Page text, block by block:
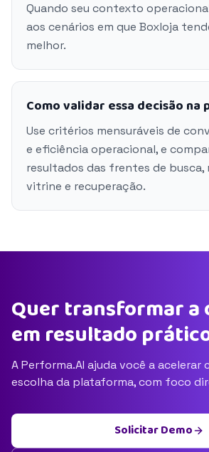
Quando seu contexto
aos cenários em que Boxloja
melhor.
Como validar essa decisão na
Use critérios mensuráveis de
e eficiência operacional, e
resultados das frentes de busca,
vitrine e recuperação.
Quer transformar a
em resultado
A Performa.AI ajuda você a acelerar
escolha da plataforma, com foco
Solicitar Demo